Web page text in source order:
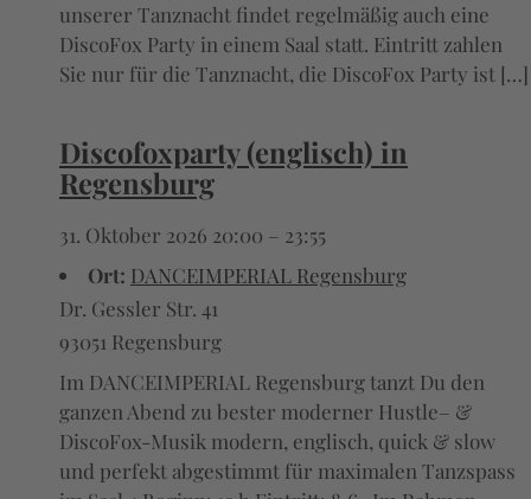
unserer Tanznacht findet regelmäßig auch eine
DiscoFox Party in einem Saal statt. Eintritt zahlen
Sie nur für die Tanznacht, die DiscoFox Party ist […]
Discofoxparty (englisch) in
Regensburg
31. Oktober 2026 20:00 – 23:55
Ort: DANCEIMPERIAL Regensburg
Dr. Gessler Str. 41
93051 Regensburg
Im DANCEIMPERIAL Regensburg tanzt Du den
ganzen Abend zu bester moderner Hustle– &
DiscoFox-Musik modern, englisch, quick & slow
und perfekt abgestimmt für maximalen Tanzspass